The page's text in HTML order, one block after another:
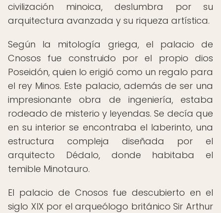
civilización minoica, deslumbra por su
arquitectura avanzada y su riqueza artística.
Según la mitología griega, el palacio de
Cnosos fue construido por el propio dios
Poseidón, quien lo erigió como un regalo para
el rey Minos. Este palacio, además de ser una
impresionante obra de ingeniería, estaba
rodeado de misterio y leyendas. Se decía que
en su interior se encontraba el laberinto, una
estructura compleja diseñada por el
arquitecto Dédalo, donde habitaba el
temible Minotauro.
El palacio de Cnosos fue descubierto en el
siglo XIX por el arqueólogo británico Sir Arthur